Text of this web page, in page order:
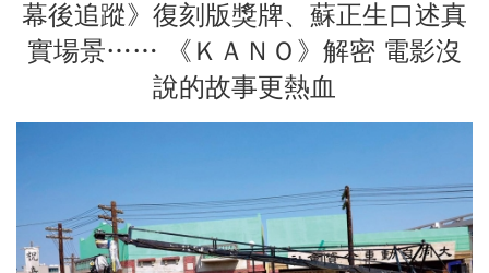
幕後追蹤》復刻版獎牌、蘇正生口述真
實場景…… 《ＫＡＮＯ》解密 電影沒
說的故事更熱血